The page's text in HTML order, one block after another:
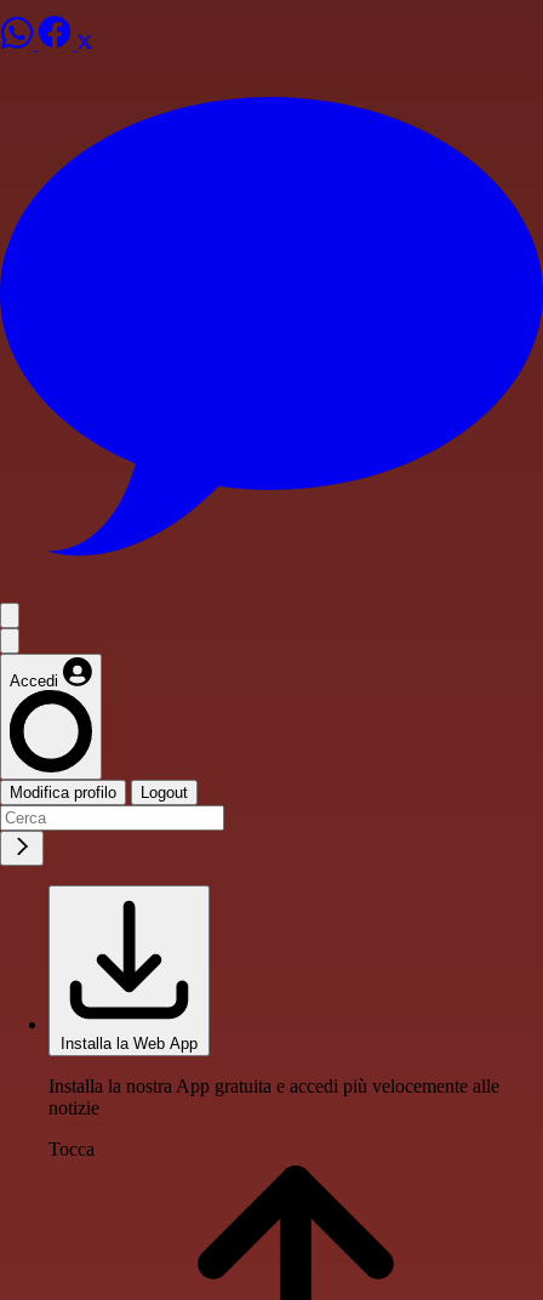
Accedi
Modifica profilo Logout
Installa la Web App
Installa la nostra App gratuita e accedi più velocemente alle
notizie
Tocca